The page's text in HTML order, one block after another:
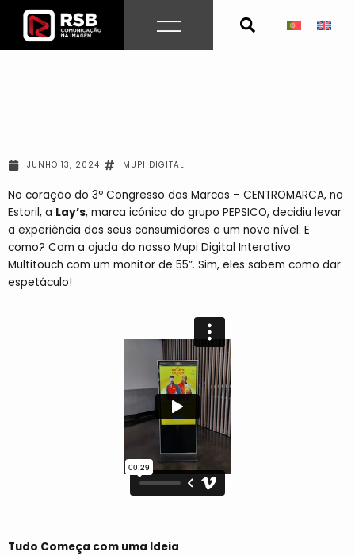
content
JUNHO 13, 2024 MUPI DIGITAL
No coração do 3º Congresso das Marcas – CENTROMARCA, no
Estoril, a Lay’s, marca icónica do grupo PEPSICO, decidiu levar
a experiência dos seus consumidores a um novo nível. E
como? Com a ajuda do nosso Mupi Digital Interativo
Multitouch com um monitor de 55”. Sim, eles sabem como dar
espetáculo!
Tudo Começa com uma Ideia